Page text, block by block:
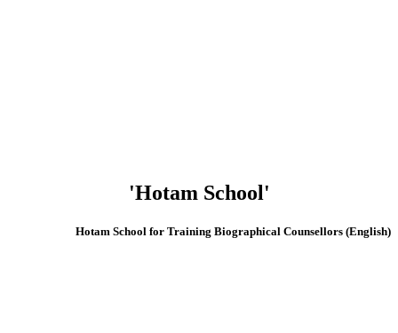
'Hotam School'
(English) Hotam School for Training Biographical Counsellors